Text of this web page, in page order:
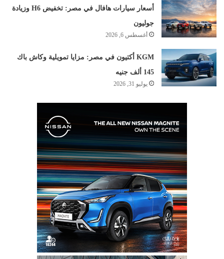
أسعار سيارات هافال في مصر: تخفيض H6 وزيادة
جوليون
أغسطس 6, 2026
KGM أكتيون في مصر: مزايا تمويلية وكاش باك
145 ألف جنيه
يوليو 31, 2026